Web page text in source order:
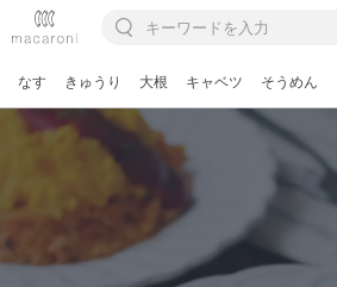
なす きゅうり 大根 キャベツ そうめん